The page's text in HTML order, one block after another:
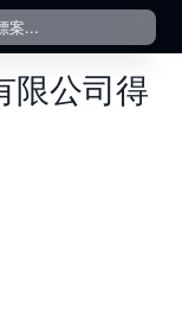
menu
限公司得